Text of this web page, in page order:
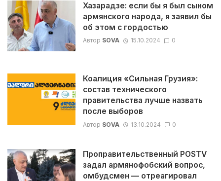
Хазарадзе: если бы я был сыном
армянского народа, я заявил бы
об этом с гордостью
Автор SOVA 15.10.2024 0
Коалиция «Сильная Грузия»:
состав технического
правительства лучше назвать
после выборов
Автор SOVA 13.10.2024 0
Проправительственный POSTV
задал армянофобский вопрос,
омбудсмен — отреагировал